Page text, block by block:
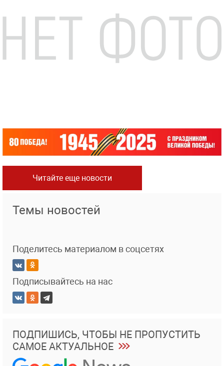
Читайте еще новости
Темы новостей
Поделитесь материалом в соцсетях
Подписывайтесь на нас
ПОДПИШИСЬ, ЧТОБЫ НЕ ПРОПУСТИТЬ
САМОЕ АКТУАЛЬНОЕ